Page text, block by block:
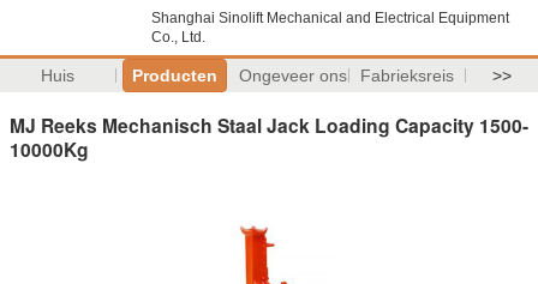
Shanghai Sinolift Mechanical and Electrical Equipment
Co., Ltd.
Huis Producten Ongeveer ons Fabrieksreis >>
MJ Reeks Mechanisch Staal Jack Loading Capacity 1500-
10000Kg